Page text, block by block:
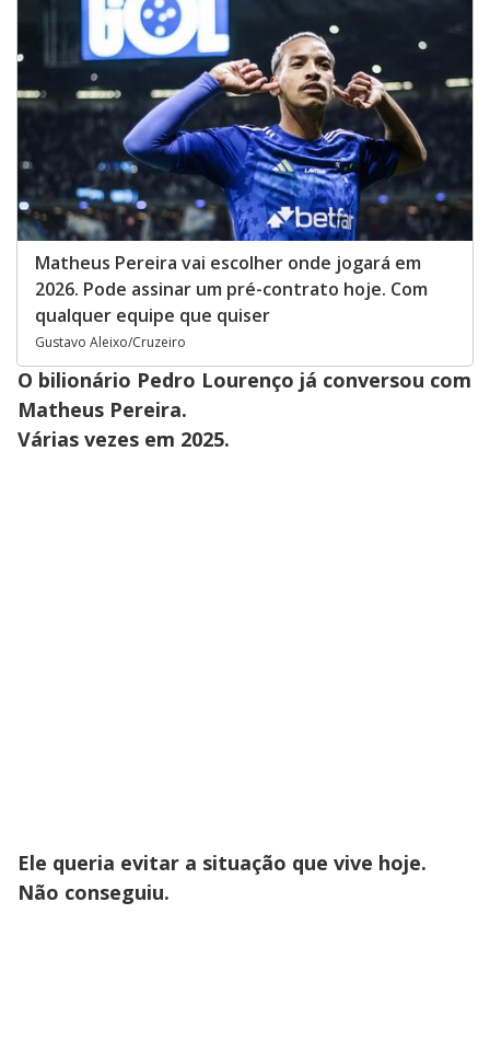
Matheus Pereira vai escolher onde jogará em
2026. Pode assinar um pré-contrato hoje. Com
qualquer equipe que quiser
Gustavo Aleixo/Cruzeiro
O bilionário Pedro Lourenço já conversou com
Matheus Pereira.
Várias vezes em 2025.
Ele queria evitar a situação que vive hoje.
Não conseguiu.